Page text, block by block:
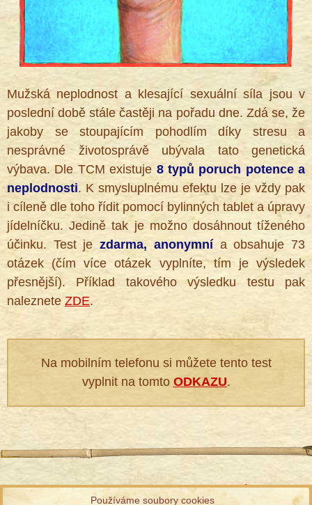
Používáme soubory cookies
Mužská neplodnost a klesající sexuální síla jsou v
poslední době stále častěji na pořadu dne. Zdá se, že
jakoby se stoupajícím pohodlím díky stresu a
nesprávné životosprávě ubývala tato genetická
výbava. Dle TCM existuje 8 typů poruch potence a
neplodnosti. K smysluplnému efektu lze je vždy pak
i cíleně dle toho řídit pomocí bylinných tablet a úpravy
jídelníčku. Jedině tak je možno dosáhnout tíženého
účinku. Test jezdarma, anonymnía obsahuje 73
otázek (čím více otázek vyplníte, tím je výsledek
přesnější). Příklad takového výsledku testu pak
naleznete ZDE.
Na mobilním telefonu si můžete tento test
vyplnit na tomto ODKAZU.
Informace ke zpracování osobních údajů